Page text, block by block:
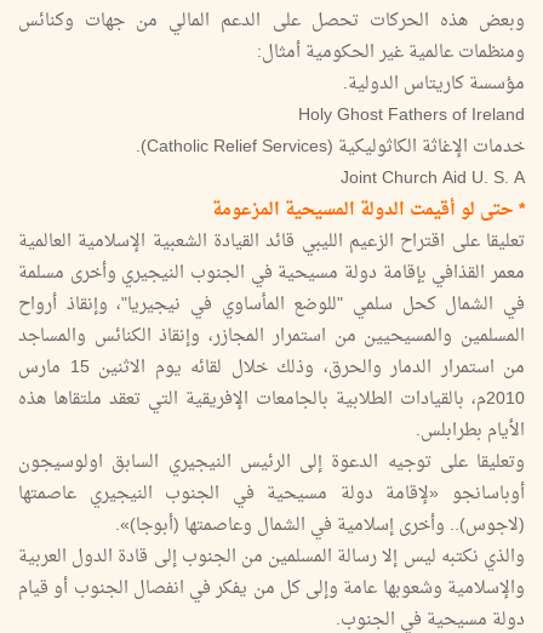
وبعض هذه الحركات تحصل على الدعم المالي من جهات وكنائس
ومنظمات عالمية غير الحكومية أمثال:
مؤسسة كاريتاس الدولية.
Holy Ghost Fathers of Ireland
خدمات الإغاثة الكاثوليكية (Catholic Relief Services).
Joint Church Aid U. S. A
* حتى لو أقيمت الدولة المسيحية المزعومة
تعليقا على اقتراح الزعيم الليبي قائد القيادة الشعبية الإسلامية العالمية
معمر القذافي بإقامة دولة مسيحية في الجنوب النيجيري وأخرى مسلمة
في الشمال كحل سلمي "للوضع المأساوي في نيجيريا"، وإنقاذ أرواح
المسلمين والمسيحيين من استمرار المجازر، وإنقاذ الكنائس والمساجد
من استمرار الدمار والحرق، وذلك خلال لقائه يوم الاثنين 15 مارس
2010م، بالقيادات الطلابية بالجامعات الإفريقية التي تعقد ملتقاها هذه
الأيام بطرابلس.
وتعليقا على توجيه الدعوة إلى الرئيس النيجيري السابق اولوسيجون
أوباسانجو «لإقامة دولة مسيحية في الجنوب النيجيري عاصمتها
(لاجوس).. وأخرى إسلامية في الشمال وعاصمتها (أبوجا)».
والذي نكتبه ليس إلا رسالة المسلمين من الجنوب إلى قادة الدول العربية
والإسلامية وشعوبها عامة وإلى كل من يفكر في انفصال الجنوب أو قيام
دولة مسيحية في الجنوب.